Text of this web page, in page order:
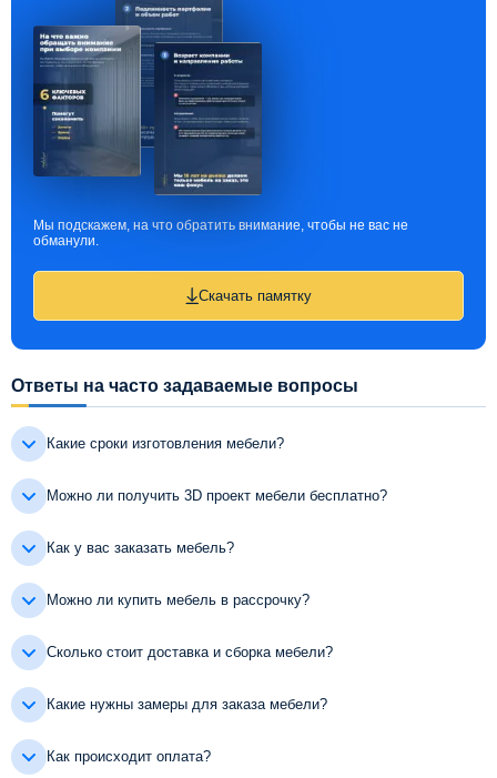
Мы подскажем, на что обратить внимание, чтобы не вас не
обманули.
Скачать памятку
Ответы на часто задаваемые вопросы
Какие сроки изготовления мебели?
Можно ли получить 3D проект мебели бесплатно?
Как у вас заказать мебель?
Можно ли купить мебель в рассрочку?
Сколько стоит доставка и сборка мебели?
Какие нужны замеры для заказа мебели?
Как происходит оплата?